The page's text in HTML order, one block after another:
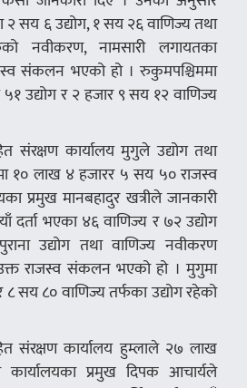
सय ६ उद्योग, १ सय २६ वाणिज्य तथा
नवीकरण, नामसारी लगायतका
संकलन भएको हो । रुकुमपश्चिममा
उद्योग र २ हजार ९ सय १२ वाणिज्य
संरक्षण कार्यालय मुगुले उद्योग तथा
१० लाख ४ हजारर ५ सय ५० राजस्व
प्रमुख मानबहादुर खत्रीले जानकारी
दर्ता भएका ४६ वाणिज्य र ७२ उद्योग
उद्योग तथा वाणिज्य नवीकरण
राजस्व संकलन भएको हो । मुगुमा
सय ८० वाणिज्य तर्फका उद्योग रहेको
संरक्षण कार्यालय हुम्लाले २७ लाख
प्रमुख दिपक आचार्यले